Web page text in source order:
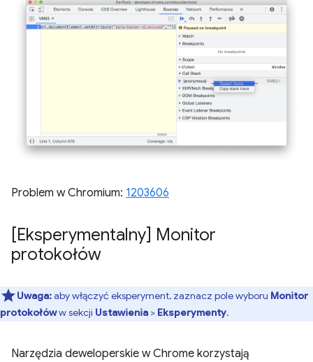
Problem w Chromium: 1203606
[Eksperymentalny] Monitor
protokołów
Uwaga:aby włączyć eksperyment, zaznacz pole wyboru Monitor
protokołóww sekcji Ustawienia > Eksperymenty.
Narzędzia deweloperskie w Chrome korzystają